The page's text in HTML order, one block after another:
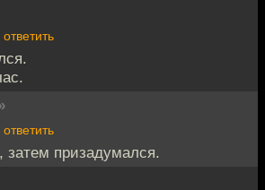
ответить
ответить
затем призадумался.